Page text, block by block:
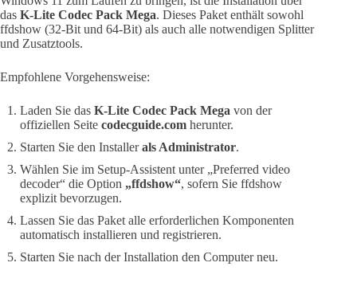
das K-Lite Codec Pack Mega. Dieses Paket enthält sowohl
ffdshow (32-Bit und 64-Bit) als auch alle notwendigen Splitter
und Zusatztools.
Empfohlene Vorgehensweise:
Laden Sie das K-Lite Codec Pack Mega von der
offiziellen Seite codecguide.com herunter.
Starten Sie den Installerals Administrator.
Wählen Sie im Setup-Assistent unter „Preferred video
decoder“ die Option „ffdshow“, sofern Sie ffdshow
explizit bevorzugen.
Lassen Sie das Paket alle erforderlichen Komponenten
automatisch installieren und registrieren.
Starten Sie nach der Installation den Computer neu.